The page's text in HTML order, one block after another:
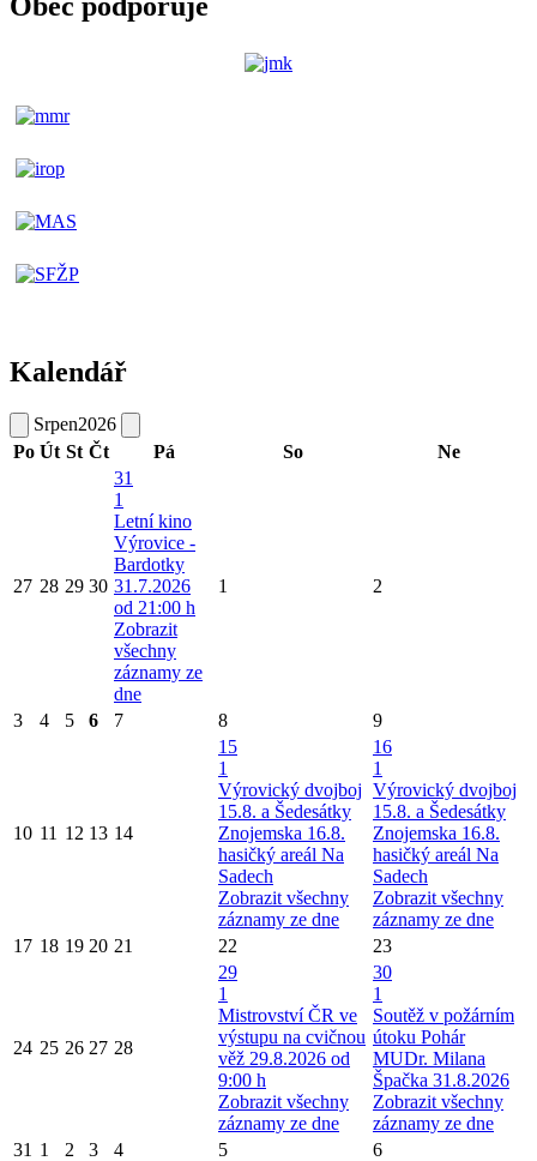
Kalendář
Srpen2026
Po Út St Čt Pá So Ne
27 28 29 30
31
1
Letní kino
Výrovice -
Bardotky
31.7.2026
od 21:00 h
Zobrazit
všechny
záznamy ze
dne
1 2
3 4 5 6 7 8 9
10 11 12 13 14
15
1
Výrovický dvojboj
15.8. a Šedesátky
Znojemska 16.8.
hasičký areál Na
Sadech
Zobrazit všechny
záznamy ze dne
16
1
Výrovický dvojboj
15.8. a Šedesátky
Znojemska 16.8.
hasičký areál Na
Sadech
Zobrazit všechny
záznamy ze dne
17 18 19 20 21 22 23
24 25 26 27 28
29
1
Mistrovství ČR ve
výstupu na cvičnou
věž 29.8.2026 od
9:00 h
Zobrazit všechny
záznamy ze dne
30
1
Soutěž v požárním
útoku Pohár
MUDr. Milana
Špačka 31.8.2026
Zobrazit všechny
záznamy ze dne
31 1 2 3 4 5 6